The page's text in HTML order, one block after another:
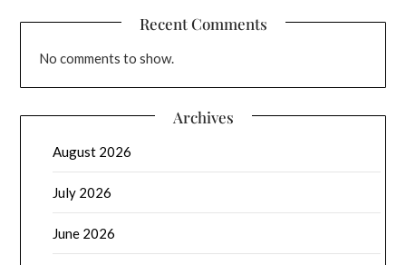
Recent Comments
No comments to show.
Archives
August 2026
July 2026
June 2026